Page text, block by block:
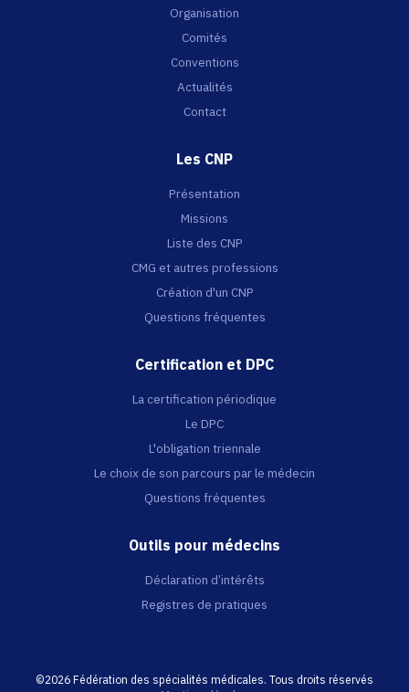
Organisation
Comités
Conventions
Actualités
Contact
Les CNP
Présentation
Missions
Liste des CNP
CMG et autres professions
Création d'un CNP
Questions fréquentes
Certification et DPC
La certification périodique
Le DPC
L'obligation triennale
Le choix de son parcours par le médecin
Questions fréquentes
Outils pour médecins
Déclaration d’intérêts
Registres de pratiques
©2026 Fédération des spécialités médicales. Tous droits réservés